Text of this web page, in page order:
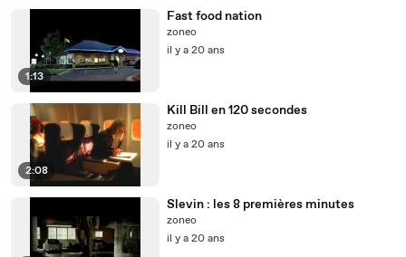
1:13
Fast food nation
zoneo
il y a 20 ans
2:08
Kill Bill en 120 secondes
zoneo
il y a 20 ans
Slevin : les 8 premières minutes
zoneo
il y a 20 ans